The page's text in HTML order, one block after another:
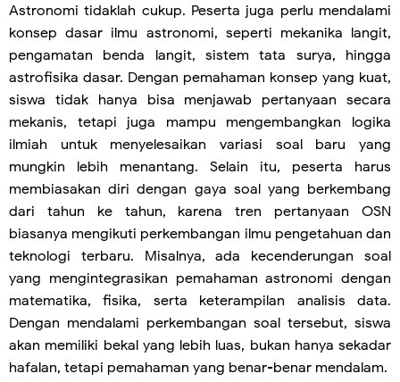
Astronomi tidaklah cukup. Peserta juga perlu mendalami
konsep dasar ilmu astronomi, seperti mekanika langit,
pengamatan benda langit, sistem tata surya, hingga
astrofisika dasar. Dengan pemahaman konsep yang kuat,
siswa tidak hanya bisa menjawab pertanyaan secara
mekanis, tetapi juga mampu mengembangkan logika
ilmiah untuk menyelesaikan variasi soal baru yang
mungkin lebih menantang. Selain itu, peserta harus
membiasakan diri dengan gaya soal yang berkembang
dari tahun ke tahun, karena tren pertanyaan OSN
biasanya mengikuti perkembangan ilmu pengetahuan dan
teknologi terbaru. Misalnya, ada kecenderungan soal
yang mengintegrasikan pemahaman astronomi dengan
matematika, fisika, serta keterampilan analisis data.
Dengan mendalami perkembangan soal tersebut, siswa
akan memiliki bekal yang lebih luas, bukan hanya sekadar
hafalan, tetapi pemahaman yang benar-benar mendalam.